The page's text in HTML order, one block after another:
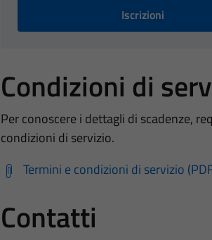
Iscrizioni
Condizioni di
Per conoscere i dettagli di scadenze,
condizioni di servizio.
Termini e condizioni di servizio
Contatti